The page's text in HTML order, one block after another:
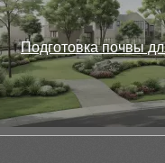
Подготовка почвы